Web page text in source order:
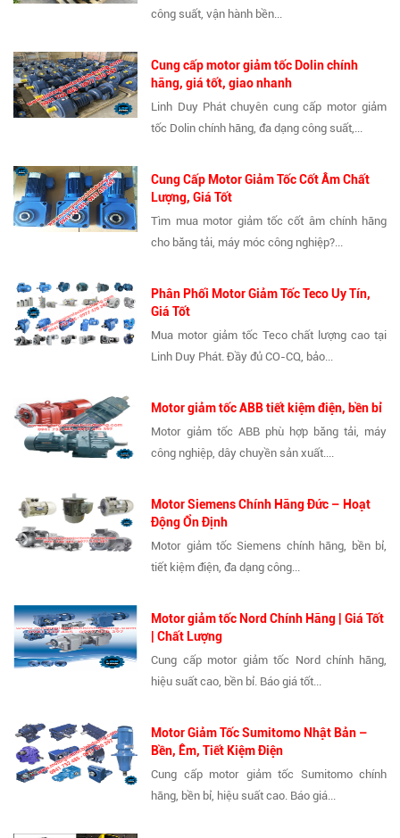
công suất, vận hành bền...
Cung cấp motor giảm tốc Dolin chính
hãng, giá tốt, giao nhanh
Linh Duy Phát chuyên cung cấp motor giảm
tốc Dolin chính hãng, đa dạng công suất,...
Cung Cấp Motor Giảm Tốc Cốt Âm Chất
Lượng, Giá Tốt
Tìm mua motor giảm tốc cốt âm chính hãng
cho băng tải, máy móc công nghiệp?...
Phân Phối Motor Giảm Tốc Teco Uy Tín,
Giá Tốt
Mua motor giảm tốc Teco chất lượng cao tại
Linh Duy Phát. Đầy đủ CO-CQ, bảo...
Motor giảm tốc ABB tiết kiệm điện, bền bỉ
Motor giảm tốc ABB phù hợp băng tải, máy
công nghiệp, dây chuyền sản xuất....
Motor Siemens Chính Hãng Đức – Hoạt
Động Ổn Định
Motor giảm tốc Siemens chính hãng, bền bỉ,
tiết kiệm điện, đa dạng công...
Motor giảm tốc Nord Chính Hãng | Giá Tốt
| Chất Lượng
Cung cấp motor giảm tốc Nord chính hãng,
hiệu suất cao, bền bỉ. Báo giá tốt...
Motor Giảm Tốc Sumitomo Nhật Bản –
Bền, Êm, Tiết Kiệm Điện
Cung cấp motor giảm tốc Sumitomo chính
hãng, bền bỉ, hiệu suất cao. Báo giá...